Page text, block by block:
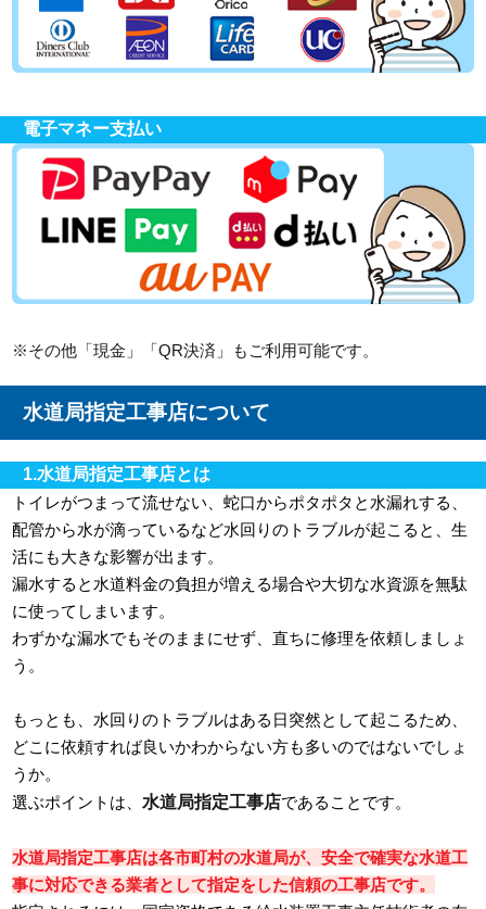
電子マネー支払い
※その他「現金」「QR決済」もご利用可能です。
水道局指定工事店について
1.水道局指定工事店とは
トイレがつまって流せない、蛇口からポタポタと水漏れする、
配管から水が滴っているなど水回りのトラブルが起こると、生
活にも大きな影響が出ます。
漏水すると水道料金の負担が増える場合や大切な水資源を無駄
に使ってしまいます。
わずかな漏水でもそのままにせず、直ちに修理を依頼しましょ
う。
もっとも、水回りのトラブルはある日突然として起こるため、
どこに依頼すれば良いかわからない方も多いのではないでしょ
うか。
選ぶポイントは、 水道局指定工事店であることです。
水道局指定工事店は各市町村の水道局が、安全で確実な水道工
事に対応できる業者として指定をした信頼の工事店です。